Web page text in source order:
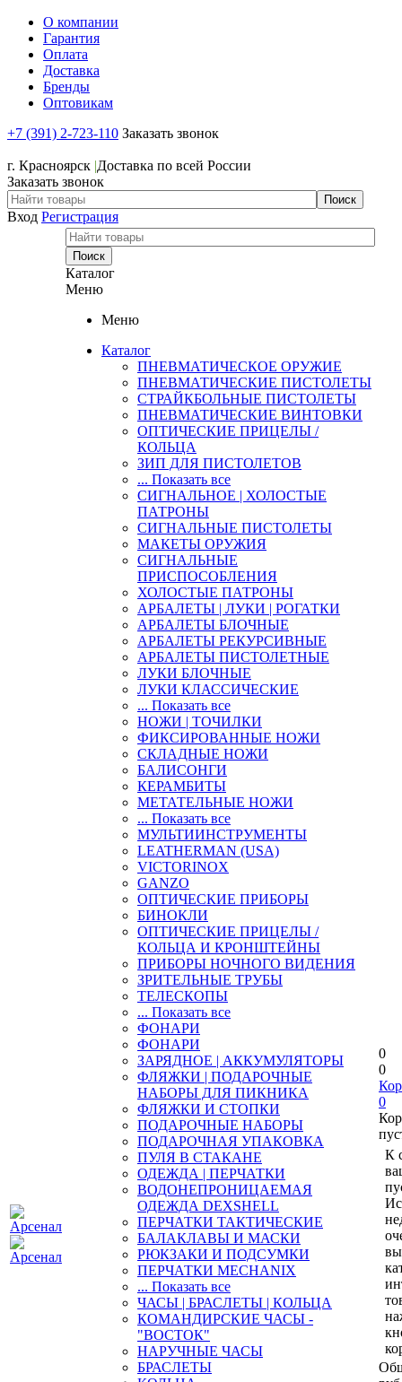
О компании
Гарантия
Оплата
Доставка
Бренды
Оптовикам
+7 (391) 2-723-110 Заказать звонок
г. Красноярск |Доставка по всей России
Заказать звонок
Вход Регистрация
Каталог
Меню
Меню
Каталог
ПНЕВМАТИЧЕСКОЕ ОРУЖИЕ
ПНЕВМАТИЧЕСКИЕ ПИСТОЛЕТЫ
СТРАЙКБОЛЬНЫЕ ПИСТОЛЕТЫ
ПНЕВМАТИЧЕСКИЕ ВИНТОВКИ
ОПТИЧЕСКИЕ ПРИЦЕЛЫ /
КОЛЬЦА
ЗИП ДЛЯ ПИСТОЛЕТОВ
... Показать все
СИГНАЛЬНОЕ | ХОЛОСТЫЕ
ПАТРОНЫ
СИГНАЛЬНЫЕ ПИСТОЛЕТЫ
МАКЕТЫ ОРУЖИЯ
СИГНАЛЬНЫЕ
ПРИСПОСОБЛЕНИЯ
ХОЛОСТЫЕ ПАТРОНЫ
АРБАЛЕТЫ | ЛУКИ | РОГАТКИ
АРБАЛЕТЫ БЛОЧНЫЕ
АРБАЛЕТЫ РЕКУРСИВНЫЕ
АРБАЛЕТЫ ПИСТОЛЕТНЫЕ
ЛУКИ БЛОЧНЫЕ
ЛУКИ КЛАССИЧЕСКИЕ
... Показать все
НОЖИ | ТОЧИЛКИ
ФИКСИРОВАННЫЕ НОЖИ
СКЛАДНЫЕ НОЖИ
БАЛИСОНГИ
КЕРАМБИТЫ
МЕТАТЕЛЬНЫЕ НОЖИ
... Показать все
МУЛЬТИИНСТРУМЕНТЫ
LEATHERMAN (USA)
VICTORINOX
GANZO
ОПТИЧЕСКИЕ ПРИБОРЫ
БИНОКЛИ
ОПТИЧЕСКИЕ ПРИЦЕЛЫ /
КОЛЬЦА И КРОНШТЕЙНЫ
ПРИБОРЫ НОЧНОГО ВИДЕНИЯ
ЗРИТЕЛЬНЫЕ ТРУБЫ
ТЕЛЕСКОПЫ
... Показать все
ФОНАРИ
ФОНАРИ
ЗАРЯДНОЕ | АККУМУЛЯТОРЫ
ФЛЯЖКИ | ПОДАРОЧНЫЕ
НАБОРЫ ДЛЯ ПИКНИКА
ФЛЯЖКИ И СТОПКИ
ПОДАРОЧНЫЕ НАБОРЫ
ПОДАРОЧНАЯ УПАКОВКА
ПУЛЯ В СТАКАНЕ
ОДЕЖДА | ПЕРЧАТКИ
ВОДОНЕПРОНИЦАЕМАЯ
ОДЕЖДА DEXSHELL
ПЕРЧАТКИ ТАКТИЧЕСКИЕ
БАЛАКЛАВЫ И МАСКИ
РЮКЗАКИ И ПОДСУМКИ
ПЕРЧАТКИ MECHANIX
... Показать все
ЧАСЫ | БРАСЛЕТЫ | КОЛЬЦА
КОМАНДИРСКИЕ ЧАСЫ -
"ВОСТОК"
НАРУЧНЫЕ ЧАСЫ
БРАСЛЕТЫ
0
0
0
К